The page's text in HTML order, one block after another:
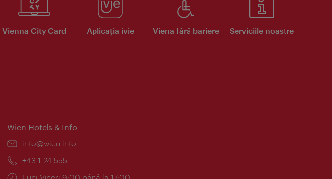
Vienna City Card Aplicaţia ivie Viena fără bariere Serviciile noastre
Wien Hotels & Info
E-
info@wien.info
Telefon:
+43-1-24 555
Program:
Luni-Vineri 9:00 până la 17:00